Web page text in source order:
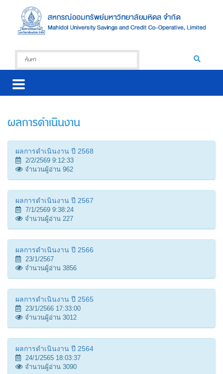
ผลการดำเนินงาน
ผลการดำเนินงาน ปี 2568
2/2/2569 9:12:33
จำนวนผู้อ่าน 962
ผลการดำเนินงาน ปี 2567
7/1/2569 9:38:24
จำนวนผู้อ่าน 227
ผลการดำเนินงาน ปี 2566
23/1/2567
จำนวนผู้อ่าน 3856
ผลการดำเนินงาน ปี 2565
23/1/2566 17:33:00
จำนวนผู้อ่าน 3012
ผลการดำเนินงาน ปี 2564
24/1/2565 18:03:37
จำนวนผู้อ่าน 3090